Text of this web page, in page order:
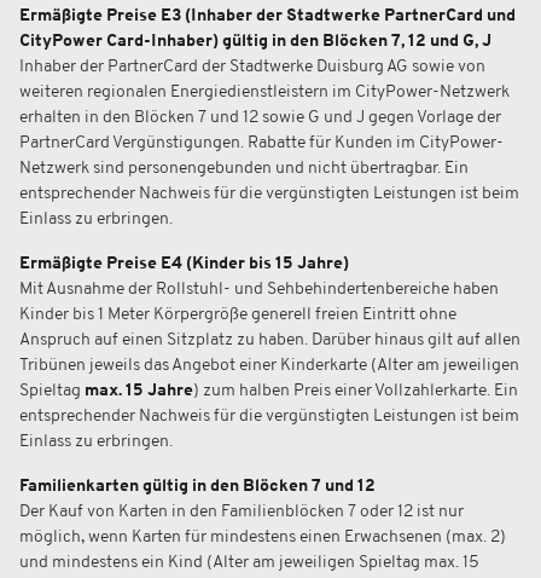
Ermäßigte Preise E3 (Inhaber der Stadtwerke PartnerCard und
CityPower Card-Inhaber) gültig in den Blöcken 7, 12 und G, J
Inhaber der PartnerCard der Stadtwerke Duisburg AG sowie von
weiteren regionalen Energiedienstleistern im CityPower-Netzwerk
erhalten in den Blöcken 7 und 12 sowie G und J gegen Vorlage der
PartnerCard Vergünstigungen. Rabatte für Kunden im CityPower-
Netzwerk sind personengebunden und nicht übertragbar. Ein
entsprechender Nachweis für die vergünstigten Leistungen ist beim
Einlass zu erbringen.
Ermäßigte Preise E4 (Kinder bis 15 Jahre)
Mit Ausnahme der Rollstuhl- und Sehbehindertenbereiche haben
Kinder bis 1 Meter Körpergröße generell freien Eintritt ohne
Anspruch auf einen Sitzplatz zu haben. Darüber hinaus gilt auf allen
Tribünen jeweils das Angebot einer Kinderkarte (Alter am jeweiligen
Spieltag max. 15 Jahre) zum halben Preis einer Vollzahlerkarte. Ein
entsprechender Nachweis für die vergünstigten Leistungen ist beim
Einlass zu erbringen.
Familienkarten gültig in den Blöcken 7 und 12
Der Kauf von Karten in den Familienblöcken 7 oder 12 ist nur
möglich, wenn Karten für mindestens einen Erwachsenen (max. 2)
und mindestens ein Kind (Alter am jeweiligen Spieltag max. 15